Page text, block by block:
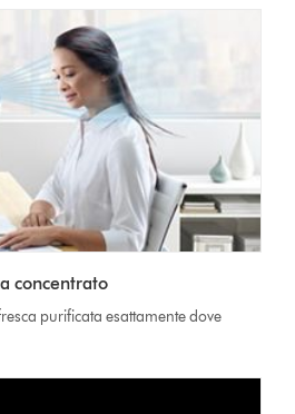
concentrato
purificata esattamente dove